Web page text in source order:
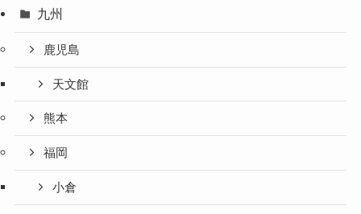
九州
鹿児島
天文館
熊本
福岡
小倉